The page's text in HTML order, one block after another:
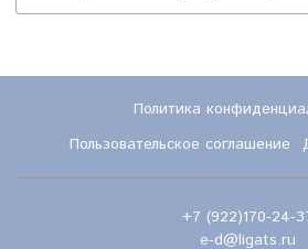
Политика
Пользовательское соглашение
+7 (922)170-24-
e-d@ligats.ru